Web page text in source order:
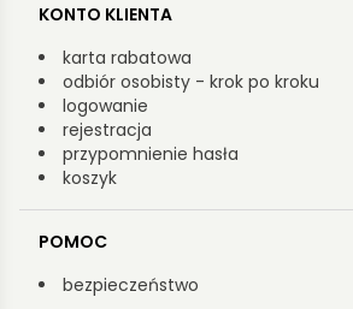
KONTO KLIENTA
karta rabatowa
odbiór osobisty - krok po kroku
logowanie
rejestracja
przypomnienie hasła
koszyk
POMOC
bezpieczeństwo